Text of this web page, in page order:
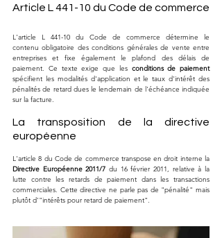
Article L 441-10 du Code de commerce
L'article L 441-10 du Code de commerce détermine le
contenu obligatoire des conditions générales de vente entre
entreprises et fixe également le plafond des délais de
paiement. Ce texte exige que les conditions de paiement
spécifient les modalités d'application et le taux d'intérêt des
pénalités de retard dues le lendemain de l'échéance indiquée
sur la facture.
La transposition de la directive
européenne
Directive Européenne 2011/7 du 16 février 2011, relative à la
lutte contre les retards de paiement dans les transactions
commerciales. Cette directive ne parle pas de "pénalité" mais
plutôt d'"intérêts pour retard de paiement".